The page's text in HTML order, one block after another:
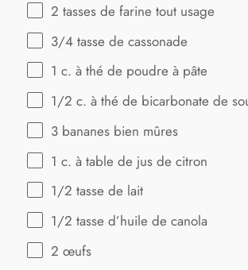
2 tasses de farine tout usage
3/4 tasse de cassonade
1 c. à thé de poudre à pâte
1/2 c. à thé de bicarbonate de
3 bananes bien mûres
1 c. à table de jus de citron
1/2 tasse de lait
1/2 tasse d’huile de canola
2 œufs